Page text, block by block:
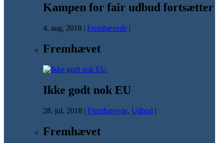
Kampen for fair udbud fortsætter
4. aug, 2018 | Fremhævede |
Fremhævet
Ikke godt nok EU
28. jul, 2018 | Fremhævede, Udbud |
Fremhævet